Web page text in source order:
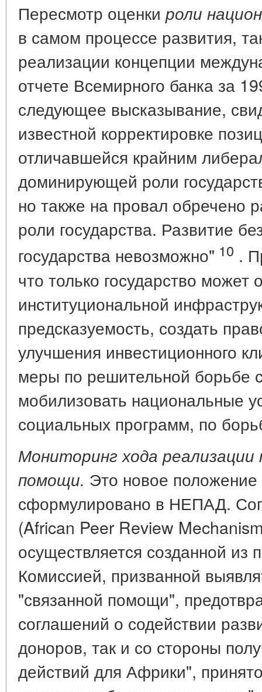
Пересмотр оценки роли
в самом процессе развития,
реализации концепции
отчете Всемирного банка за
следующее высказывание,
известной корректировке
отличавшейся крайним
доминирующей роли
но также на провал обречено
роли государства. Развитие
государства невозможно" 10 .
что только государство может
институциональной
предсказуемость, создать
улучшения инвестиционного
меры по решительной борьбе
мобилизовать национальные
социальных программ, по
Мониторинг хода реализации
помощи. Это новое
сформулировано в НЕПАД.
(African Peer Review
осуществляется созданной из
Комиссией, призванной
"связанной помощи",
соглашений о содействии
доноров, так и со стороны
действий для Африки",